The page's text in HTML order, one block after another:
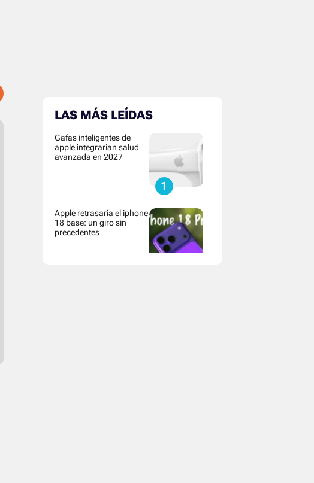
LAS MÁS LEÍDAS
Gafas inteligentes de
apple integrarían salud
avanzada en 2027
Apple retrasaría el iphone
18 base: un giro sin
precedentes